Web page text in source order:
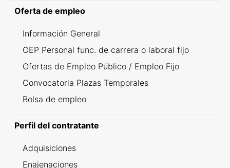
Oferta de empleo
Información General
OEP Personal func. de carrera o laboral fijo
Ofertas de Empleo Público / Empleo Fijo
Convocatoria Plazas Temporales
Bolsa de empleo
Perfil del contratante
Adquisiciones
Enajenaciones